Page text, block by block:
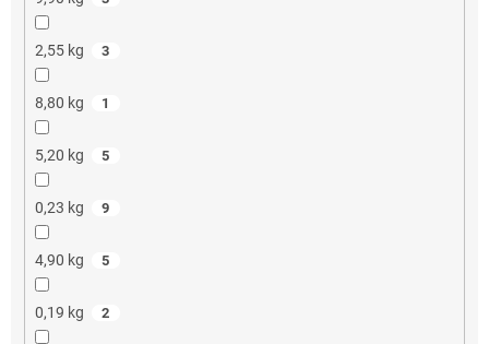
2,55 kg 3
8,80 kg 1
5,20 kg 5
0,23 kg 9
4,90 kg 5
0,19 kg 2